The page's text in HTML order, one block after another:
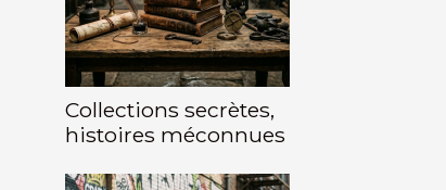
Collections secrètes,
histoires méconnues